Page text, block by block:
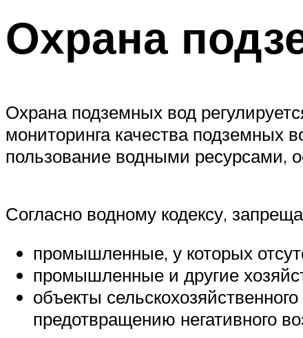
Охрана
Охрана подземных вод
мониторинга качества подземных
пользование водными ресурсами,
Согласно водному кодексу,
промышленные, у которых
промышленные и другие
объекты
предотвращению негативного